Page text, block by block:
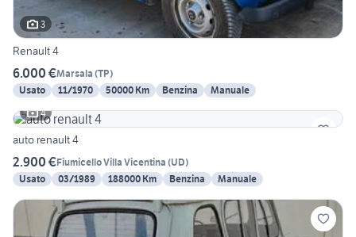
3
Renault 4
6.000 €Marsala (TP)
Usato
11/1970 50000 Km Benzina
Manuale
4
auto renault 4
2.900 €Fiumicello Villa Vicentina (UD)
Usato
03/1989 188000 Km Benzina Manuale